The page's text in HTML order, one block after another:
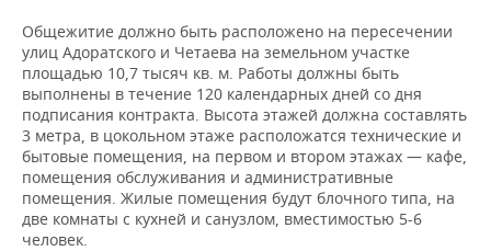
Общежитие должно быть расположено на пересечении
улиц Адоратского и Четаева на земельном участке
площадью 10,7 тысяч кв. м. Работы должны быть
выполнены в течение 120 календарных дней со дня
подписания контракта. Высота этажей должна составлять
3 метра, в цокольном этаже расположатся технические и
бытовые помещения, на первом и втором этажах — кафе,
помещения обслуживания и административные
помещения. Жилые помещения будут блочного типа, на
две комнаты с кухней и санузлом, вместимостью 5-6
человек.